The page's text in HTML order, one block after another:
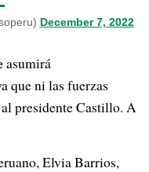
December 7, 2022
asumirá
que ni las fuerzas
presidente Castillo. A
Elvia Barrios,